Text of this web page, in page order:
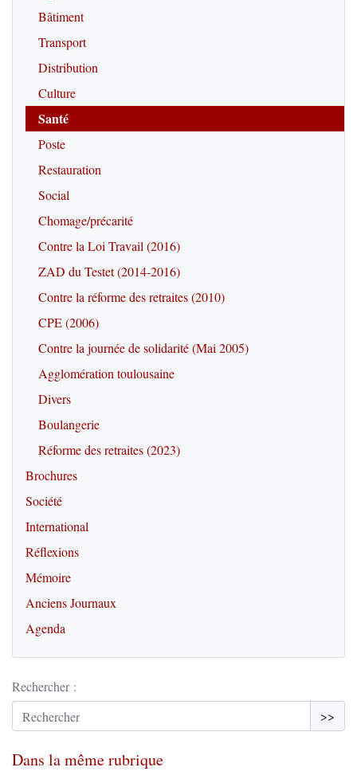
Bâtiment
Transport
Distribution
Culture
Santé
Poste
Restauration
Social
Chomage/précarité
Contre la Loi Travail (2016)
ZAD du Testet (2014-2016)
Contre la réforme des retraites (2010)
CPE (2006)
Contre la journée de solidarité (Mai 2005)
Agglomération toulousaine
Divers
Boulangerie
Réforme des retraites (2023)
Brochures
Société
International
Réflexions
Mémoire
Anciens Journaux
Agenda
Rechercher :
>>
Dans la même rubrique